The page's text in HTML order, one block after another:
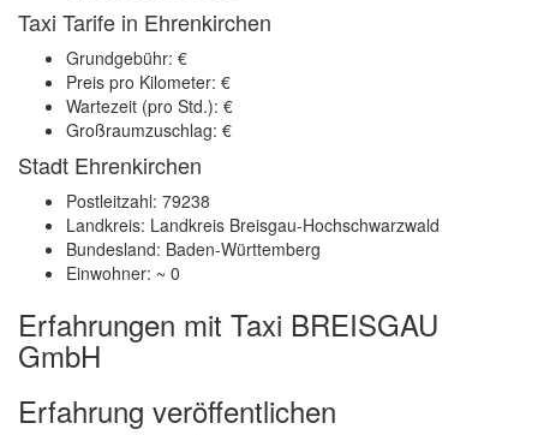
Taxi Tarife in Ehrenkirchen
Grundgebühr: €
Preis pro Kilometer: €
Wartezeit (pro Std.): €
Großraumzuschlag: €
Stadt Ehrenkirchen
Postleitzahl: 79238
Landkreis: Landkreis Breisgau-Hochschwarzwald
Bundesland: Baden-Württemberg
Einwohner: ~ 0
Erfahrungen mit Taxi BREISGAU
GmbH
Erfahrung veröffentlichen